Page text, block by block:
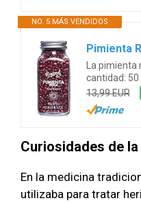
NO. 5 MÁS VENDIDOS
La
cantidad: 50
13,99 EUR
Curiosidades de
En la medicina
utilizaba para tratar